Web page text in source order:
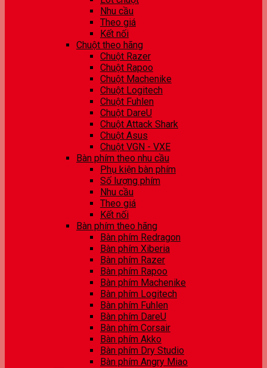
Nhu cầu
Theo giá
Kết nối
Chuột theo hãng
Chuột Razer
Chuột Rapoo
Chuột Machenike
Chuột Logitech
Chuột Fuhlen
Chuột DareU
Chuột Attack Shark
Chuột Asus
Chuột VGN - VXE
Bàn phím theo nhu cầu
Phụ kiện bàn phím
Số lượng phím
Nhu cầu
Theo giá
Kết nối
Bàn phím theo hãng
Bàn phím Redragon
Bàn phím Xiberia
Bàn phím Razer
Bàn phím Rapoo
Bàn phím Machenike
Bàn phím Logitech
Bàn phím Fuhlen
Bàn phím DareU
Bàn phím Corsair
Bàn phím Akko
Bàn phím Dry Studio
Bàn phím Angry Miao